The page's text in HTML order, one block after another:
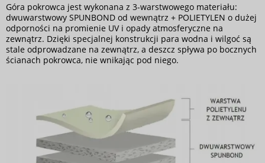
Góra pokrowca jest wykonana z 3-warstwowego materiału:
dwuwarstwowy SPUNBOND od wewnątrz + POLIETYLEN o dużej
odporności na promienie UV i opady atmosferyczne na
zewnątrz. Dzięki specjalnej konstrukcji para wodna i wilgoć są
stale odprowadzane na zewnątrz, a deszcz spływa po bocznych
ścianach pokrowca, nie wnikając pod niego.